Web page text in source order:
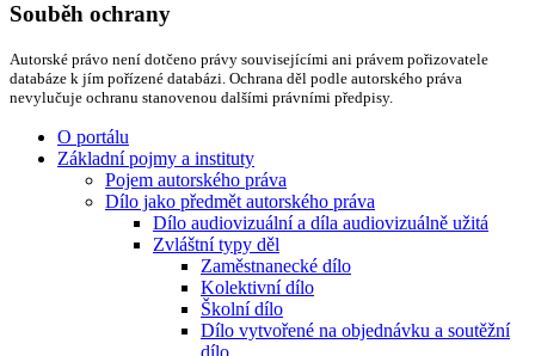
Souběh ochrany
Autorské právo není dotčeno právy souvisejícími ani právem pořizovatele
databáze k jím pořízené databázi. Ochrana děl podle autorského práva
nevylučuje ochranu stanovenou dalšími právními předpisy.
O portálu
Základní pojmy a instituty
Pojem autorského práva
Dílo jako předmět autorského práva
Dílo audiovizuální a díla audiovizuálně užitá
Zvláštní typy děl
Zaměstnanecké dílo
Kolektivní dílo
Školní dílo
Dílo vytvořené na objednávku a soutěžní